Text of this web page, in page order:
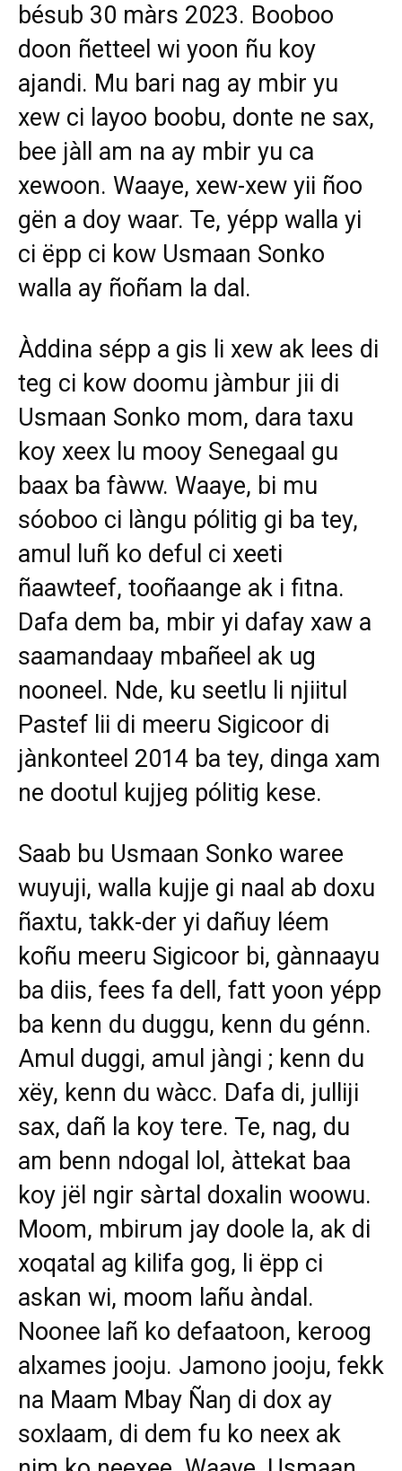
bésub 30 màrs 2023. Booboo
doon ñetteel wi yoon ñu koy
ajandi. Mu bari nag ay mbir yu
xew ci layoo boobu, donte ne sax,
bee jàll am na ay mbir yu ca
xewoon. Waaye, xew-xew yii ñoo
gën a doy waar. Te, yépp walla yi
ci ëpp ci kow Usmaan Sonko
walla ay ñoñam la dal.
Àddina sépp a gis li xew ak lees di
teg ci kow doomu jàmbur jii di
Usmaan Sonko mom, dara taxu
koy xeex lu mooy Senegaal gu
baax ba fàww. Waaye, bi mu
sóoboo ci làngu pólitig gi ba tey,
amul luñ ko deful ci xeeti
ñaawteef, tooñaange ak i fitna.
Dafa dem ba, mbir yi dafay xaw a
saamandaay mbañeel ak ug
nooneel. Nde, ku seetlu li njiitul
Pastef lii di meeru Sigicoor di
jànkonteel 2014 ba tey, dinga xam
ne dootul kujjeg pólitig kese.
Saab bu Usmaan Sonko waree
wuyuji, walla kujje gi naal ab doxu
ñaxtu, takk-der yi dañuy léem
koñu meeru Sigicoor bi, gànnaayu
ba diis, fees fa dell, fatt yoon yépp
ba kenn du duggu, kenn du génn.
Amul duggi, amul jàngi ; kenn du
xëy, kenn du wàcc. Dafa di, julliji
sax, dañ la koy tere. Te, nag, du
am benn ndogal lol, àttekat baa
koy jël ngir sàrtal doxalin woowu.
Moom, mbirum jay doole la, ak di
xoqatal ag kilifa gog, li ëpp ci
askan wi, moom lañu àndal.
Noonee lañ ko defaatoon, keroog
alxames jooju. Jamono jooju, fekk
na Maam Mbay Ñaŋ di dox ay
soxlaam, di dem fu ko neex ak